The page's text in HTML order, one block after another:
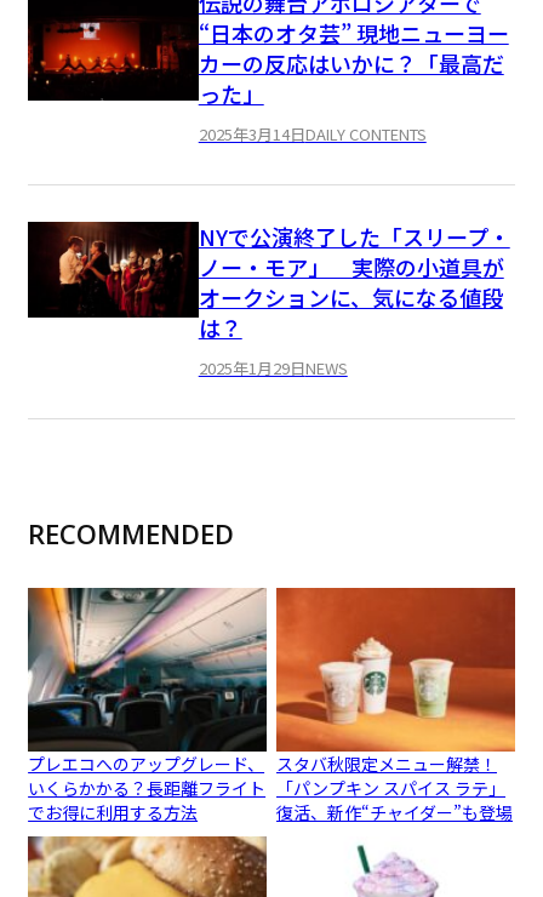
“日本のオタ芸” 現地ニューヨー
カーの反応はいかに？「最高だ
った」
2025年3月14日DAILY CONTENTS
NYで公演終了した「スリープ・
ノー・モア」 実際の小道具が
オークションに、気になる値段
は？
2025年1月29日NEWS
RECOMMENDED
プレエコへのアップグレード、
いくらかかる？長距離フライト
でお得に利用する方法
スタバ秋限定メニュー解禁！
「パンプキン スパイス ラテ」
復活、新作“チャイダー”も登場